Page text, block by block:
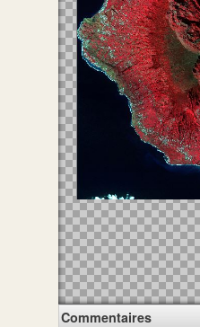
Commentaires